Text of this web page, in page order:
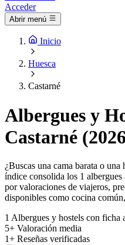
Acceder
Abrir menú
Inicio
Huesca
Castarné
Albergues y
Castarné
¿Buscas una cama barata o
índice consolida los 1
por valoraciones de viajeros,
disponibles como cocina
1 Albergues y hostels con ficha
5+ Valoración media
1+ Reseñas verificadas